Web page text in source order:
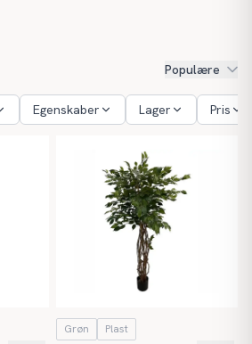
Populære
Egenskaber Lager Pris
Grøn Plast